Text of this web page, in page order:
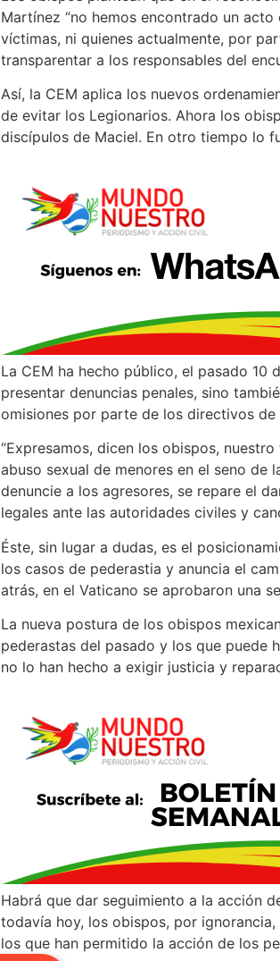
Martínez “no hemos encontrado un
víctimas, ni quienes actualmente, por
transparentar a los responsables del
Así, la CEM aplica los nuevos
de evitar los Legionarios. Ahora los
discípulos de Maciel. En otro tiempo lo
La CEM ha hecho público, el pasado 10
presentar denuncias penales, sino
omisiones por parte de los directivos
“Expresamos, dicen los obispos,
abuso sexual de menores en el seno de
denuncie a los agresores, se repare el
legales ante las autoridades civiles y
Éste, sin lugar a dudas, es el
los casos de pederastia y anuncia el
atrás, en el Vaticano se aprobaron una
La nueva postura de los obispos
pederastas del pasado y los que puede
no lo han hecho a exigir justicia y
Habrá que dar seguimiento a la acción
todavía hoy, los obispos, por
los que han permitido la acción de los